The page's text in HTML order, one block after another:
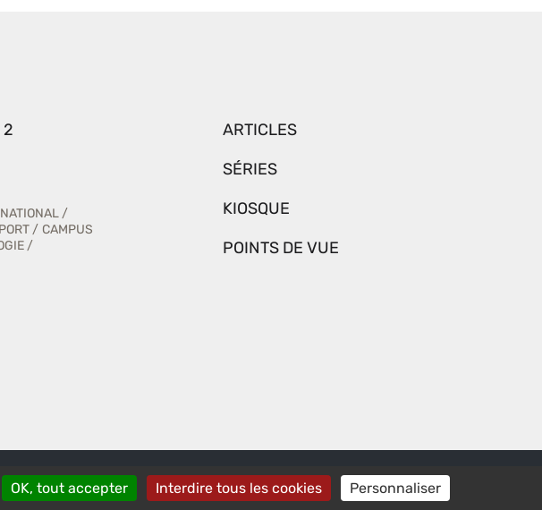
OK, tout accepter Interdire tous les cookies Personnaliser
2
CAMPUS
ARTICLES
SÉRIES
KIOSQUE
POINTS DE VUE
ACCESSIBILITÉ : NON CONFORME CONNEXION